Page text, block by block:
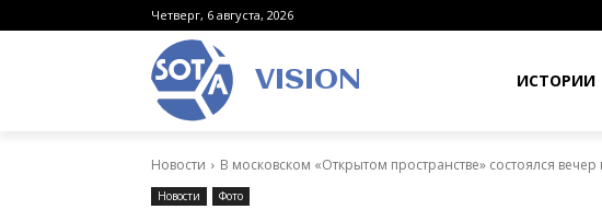
Четверг, 6 августа, 2026
VISION ИСТОРИИ
Новости В московском «Открытом пространстве» состоялся
Новости Фото